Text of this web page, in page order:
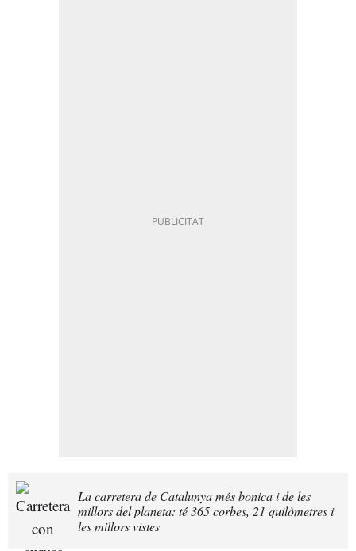
La carretera de Catalunya més bonica i de les
millors del planeta: té 365 corbes, 21 quilòmetres i
les millors vistes